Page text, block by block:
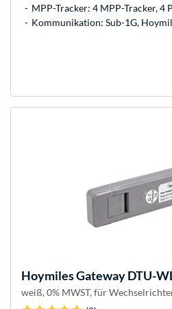
MPP-Tracker: 4 MPP-Tracker, 4
Kommunikation: Sub-1G,
HoymilesGateway DTU-
weiß, 0% MWST, für